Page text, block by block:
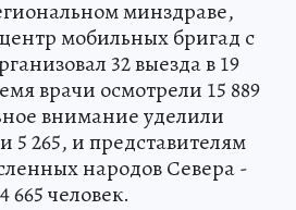
минздраве,
мобильных бригад с
32 выезда в 19
врачи осмотрели 15 889
внимание уделили
5 265, и представителям
народов Севера -
человек.